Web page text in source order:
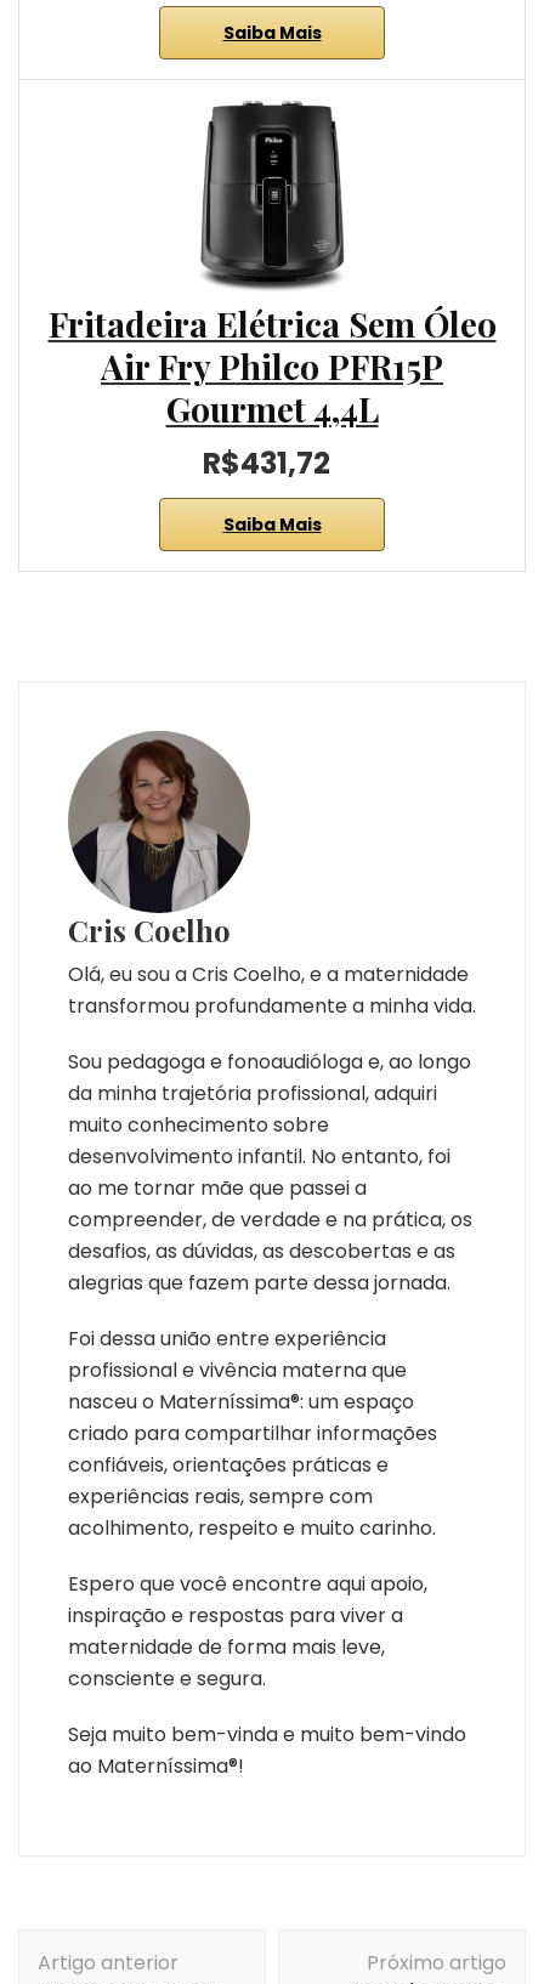
Saiba Mais
Fritadeira Elétrica Sem Óleo
Air Fry Philco PFR15P
Gourmet 4,4L
R$431,72
Saiba Mais
Cris Coelho
Olá, eu sou a Cris Coelho, e a maternidade
transformou profundamente a minha vida.
Sou pedagoga e fonoaudióloga e, ao longo
da minha trajetória profissional, adquiri
muito conhecimento sobre
desenvolvimento infantil. No entanto, foi
ao me tornar mãe que passei a
compreender, de verdade e na prática, os
desafios, as dúvidas, as descobertas e as
alegrias que fazem parte dessa jornada.
Foi dessa união entre experiência
profissional e vivência materna que
nasceu o Materníssima®: um espaço
criado para compartilhar informações
confiáveis, orientações práticas e
experiências reais, sempre com
acolhimento, respeito e muito carinho.
Espero que você encontre aqui apoio,
inspiração e respostas para viver a
maternidade de forma mais leve,
consciente e segura.
Seja muito bem-vinda e muito bem-vindo
ao Materníssima®!
de
Artigo anterior Próximo artigo